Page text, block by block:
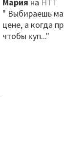
" Выбираешь
цене, а когда
чтобы куп..."